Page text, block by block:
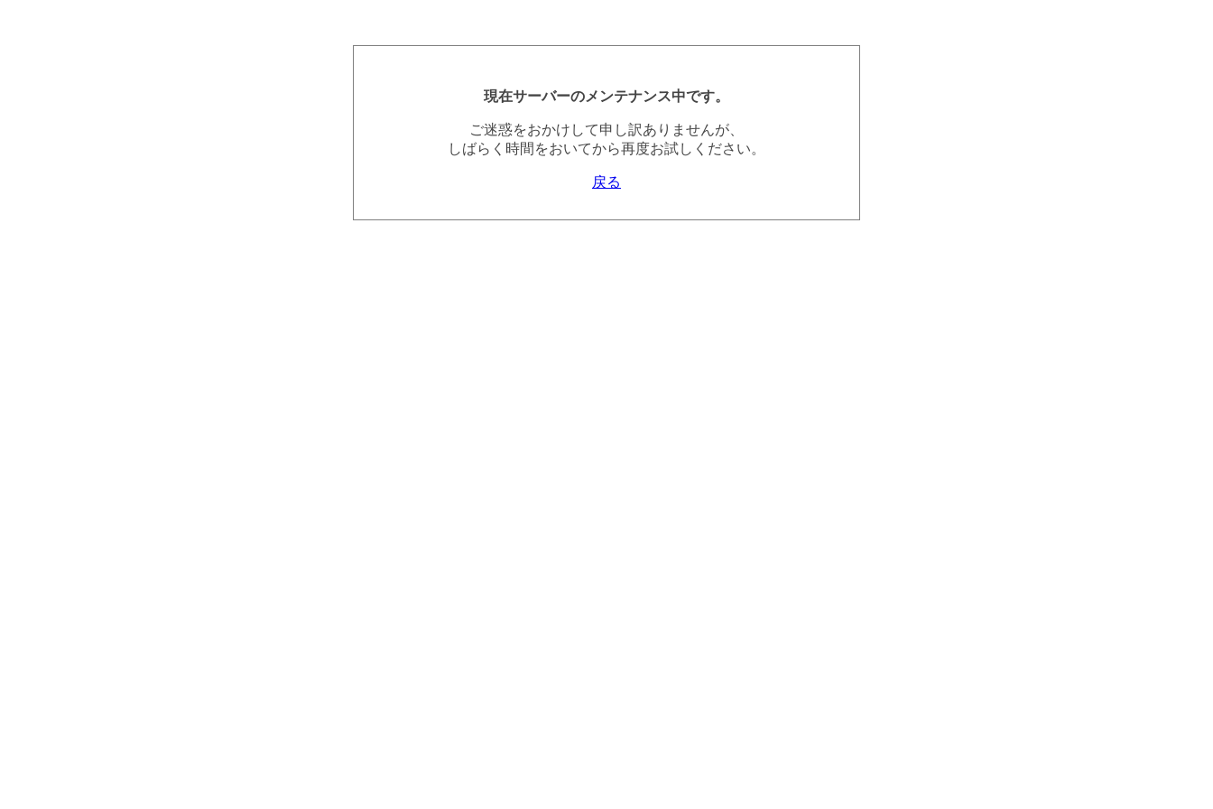
現在サーバーのメンテナンス中です。
ご迷惑をおかけして申し訳ありませんが、
しばらく時間をおいてから再度お試しください。
戻る